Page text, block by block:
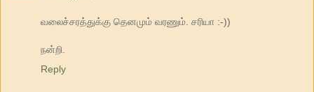
வலைச்சரத்துக்கு தெனமும் வரணும். சரியா :-))
நன்றி.
Reply